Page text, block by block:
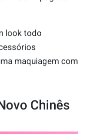
look todo
maquiagem com
Chinês